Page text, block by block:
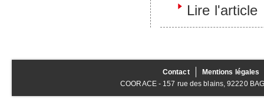
Lire l'article
Contact
Mentions légales
COORACE - 157 rue des blains, 92220